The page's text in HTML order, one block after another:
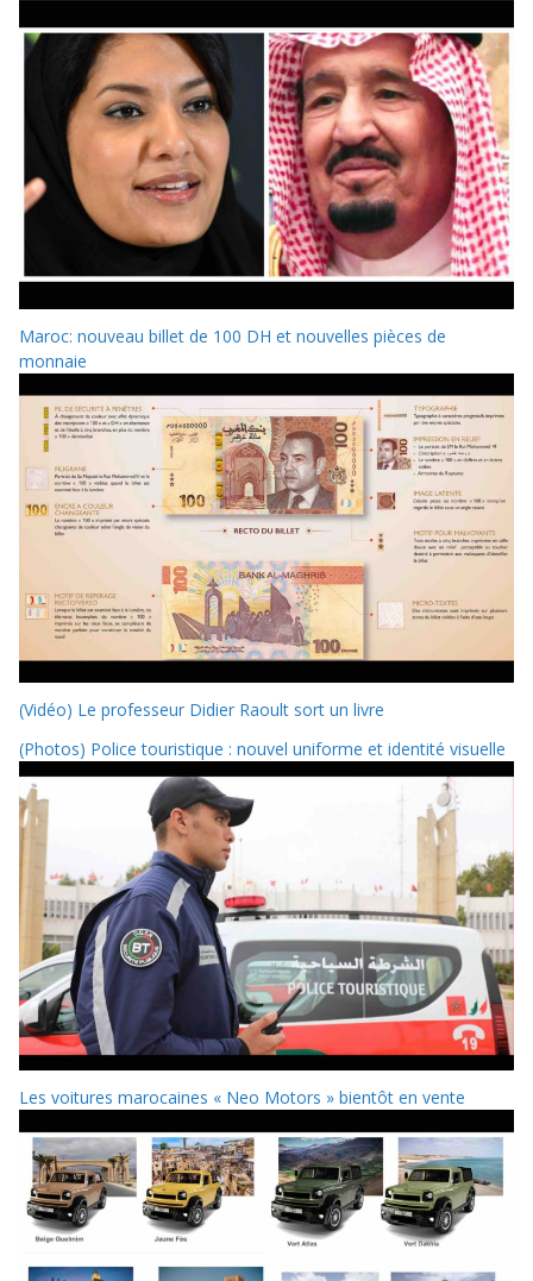
Maroc: nouveau billet de 100 DH et nouvelles pièces de
monnaie
(Vidéo) Le professeur Didier Raoult sort un livre
(Photos) Police touristique : nouvel uniforme et identité visuelle
Les voitures marocaines « Neo Motors » bientôt en vente